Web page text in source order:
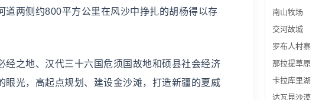
两侧约800平方公里在风沙中挣扎的胡杨得以存
之地、汉代三十六国危须国故地和硕县社会经济
光，高起点规划、建设金沙滩，打造新疆的夏威
南山牧场
交河故城
罗布人村寨
那拉提草原
卡拉库里湖
达瓦昆沙漠